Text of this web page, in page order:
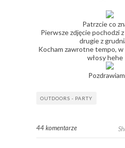
Patrzcie co
Pierwsze zdjęcie pochodzi
drugie z
Kocham zawrotne tempo,
włosy hehe
OUTDOORS - PARTY
44 komentarze